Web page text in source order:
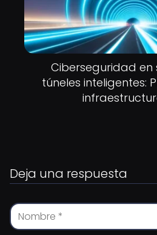
Ciberseguridad en
túneles inteligentes:
Deja una respuesta